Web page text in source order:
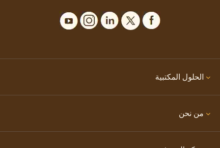
الحلول المكتبية
من نحن